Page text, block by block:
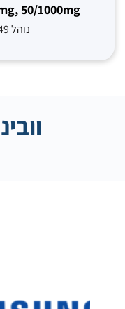
50/1000mg
נוהל 49 סעיף 3.1, סעיף 3.2.3